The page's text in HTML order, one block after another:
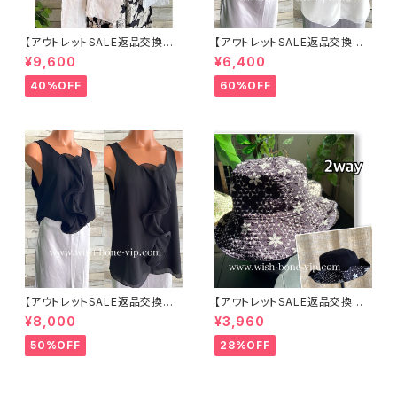
【アウトレットSALE返品交換不
可8/20まで】イタリア製サマー
ジャケット｜Made in ITALY｜
リネン麻 飾りエリ ジャケット/ホ
ワイト
¥9,600
40%OFF
【アウトレットSALE返品交換不
可8/20まで】イタリア製 CASA
DEILUCA ITALY｜前フリル＆B
IGフリルトップス /ホワイト
¥6,400
60%OFF
【アウトレットSALE返品交換不
可8/20まで】イタリア製 CASA
DEILUCA ITALY｜前フリル＆B
IGフリルトップス /ブラック
¥8,000
50%OFF
【アウトレットSALE返品交換不
可8/20まで】ワッフル立体フラワ
ー＆無地 2way リバーシブルハ
ット・ワイヤー入り変形ハット・フ
ラワー帽子【ブラック】
¥3,960
28%OFF